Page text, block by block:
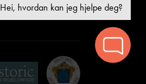
Hei, hvordan kan jeg hjelpe deg?